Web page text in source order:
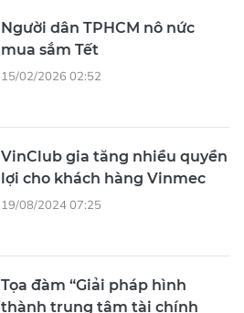
Người dân TPHCM nô nức
mua sắm Tết
15/02/2026 02:52
VinClub gia tăng nhiều quyền
lợi cho khách hàng Vinmec
19/08/2024 07:25
Tọa đàm “Giải pháp hình
thành trung tâm tài chính